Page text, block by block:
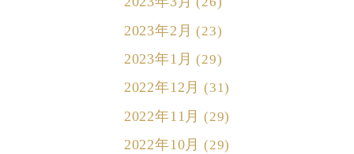
2023年2月 (23)
2023年1月 (29)
2022年12月 (31)
2022年11月 (29)
2022年10月 (29)